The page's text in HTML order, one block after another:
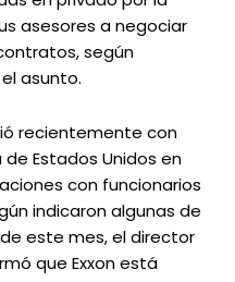
asesores a negociar
según
asunto.
recientemente con
Estados Unidos en
con funcionarios
indicaron algunas de
este mes, el director
que Exxon está